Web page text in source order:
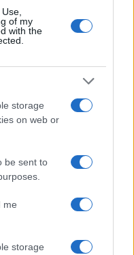
of my
with the
storage
on web or
be sent to
me
storage